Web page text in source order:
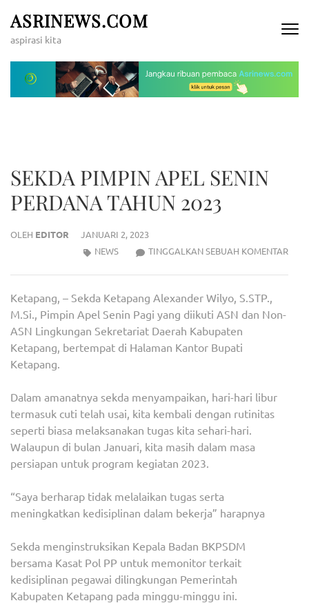
ke
konten
Enter)
ASRINEWS.COM
aspirasi kita
SEKDA PIMPIN APEL SENIN
PERDANA TAHUN 2023
OLEH EDITOR
JANUARI 2, 2023
TINGGALKAN SEBUAH KOMENTAR
NEWS
Ketapang, – Sekda Ketapang Alexander Wilyo, S.STP.,
M.Si., Pimpin Apel Senin Pagi yang diikuti ASN dan Non-
ASN Lingkungan Sekretariat Daerah Kabupaten
Ketapang, bertempat di Halaman Kantor Bupati
Ketapang.
Dalam amanatnya sekda menyampaikan, hari-hari libur
termasuk cuti telah usai, kita kembali dengan rutinitas
seperti biasa melaksanakan tugas kita sehari-hari.
Walaupun di bulan Januari, kita masih dalam masa
persiapan untuk program kegiatan 2023.
“Saya berharap tidak melalaikan tugas serta
meningkatkan kedisiplinan dalam bekerja” harapnya
Sekda menginstruksikan Kepala Badan BKPSDM
bersama Kasat Pol PP untuk memonitor terkait
kedisiplinan pegawai dilingkungan Pemerintah
Kabupaten Ketapang pada minggu-minggu ini.